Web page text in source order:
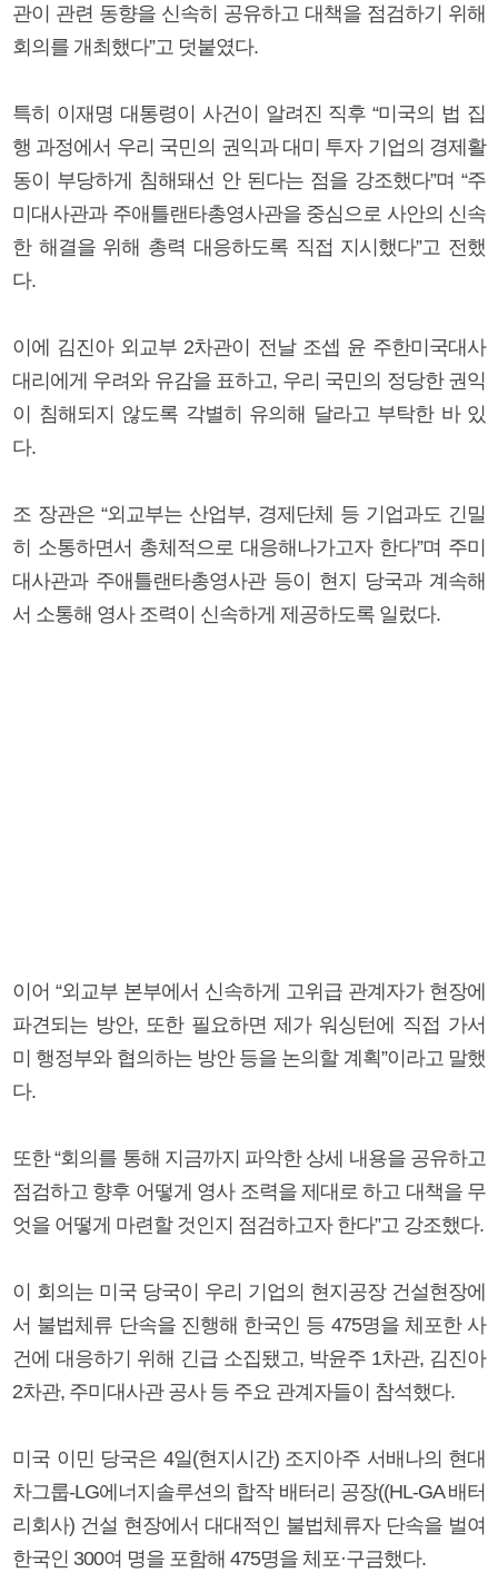
관이 관련 동향을 신속히 공유하고 대책을 점검하기 위해
회의를 개최했다”고 덧붙였다.
특히 이재명 대통령이 사건이 알려진 직후 “미국의 법 집
행 과정에서 우리 국민의 권익과 대미 투자 기업의 경제활
동이 부당하게 침해돼선 안 된다는 점을 강조했다”며 “주
미대사관과 주애틀랜타총영사관을 중심으로 사안의 신속
한 해결을 위해 총력 대응하도록 직접 지시했다”고 전했
다.
이에 김진아 외교부 2차관이 전날 조셉 윤 주한미국대사
대리에게 우려와 유감을 표하고, 우리 국민의 정당한 권익
이 침해되지 않도록 각별히 유의해 달라고 부탁한 바 있
다.
조 장관은 “외교부는 산업부, 경제단체 등 기업과도 긴밀
히 소통하면서 총체적으로 대응해나가고자 한다”며 주미
대사관과 주애틀랜타총영사관 등이 현지 당국과 계속해
서 소통해 영사 조력이 신속하게 제공하도록 일렀다.
이어 “외교부 본부에서 신속하게 고위급 관계자가 현장에
파견되는 방안, 또한 필요하면 제가 워싱턴에 직접 가서
미 행정부와 협의하는 방안 등을 논의할 계획”이라고 말했
다.
또한 “회의를 통해 지금까지 파악한 상세 내용을 공유하고
점검하고 향후 어떻게 영사 조력을 제대로 하고 대책을 무
엇을 어떻게 마련할 것인지 점검하고자 한다”고 강조했다.
이 회의는 미국 당국이 우리 기업의 현지공장 건설현장에
서 불법체류 단속을 진행해 한국인 등 475명을 체포한 사
건에 대응하기 위해 긴급 소집됐고, 박윤주 1차관, 김진아
2차관, 주미대사관 공사 등 주요 관계자들이 참석했다.
미국 이민 당국은 4일(현지시간) 조지아주 서배나의 현대
차그룹-LG에너지솔루션의 합작 배터리 공장((HL-GA 배터
리회사) 건설 현장에서 대대적인 불법체류자 단속을 벌여
한국인 300여 명을 포함해 475명을 체포·구금했다.